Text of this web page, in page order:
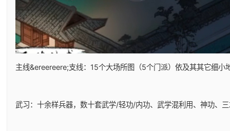
主线&ereereere;支线：15个大场所图（5个门派）依及其其它细小
武习：十余样兵器，数十套武学/轻功/内功、武学混利用、神功、